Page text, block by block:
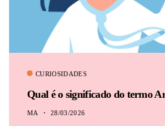
CURIOSIDADES
Qual é o significado do termo
MA 28/03/2026